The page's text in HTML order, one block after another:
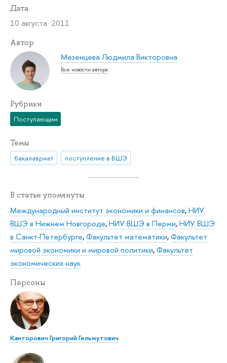
Дата
10 августа 2011
Автор
Мезенцева Людмила Викторовна
Все новости автора
Рубрики
Поступающим
Темы
бакалавриат поступление в ВШЭ
В статье упомянуты
Международный институт экономики и финансов,НИУ
ВШЭ в Нижнем Новгороде,НИУ ВШЭ в Перми,НИУ ВШЭ
в Санкт-Петербурге,Факультет математики,Факультет
мировой экономики и мировой политики,Факультет
экономических наук
Персоны
Канторович Григорий Гельмутович